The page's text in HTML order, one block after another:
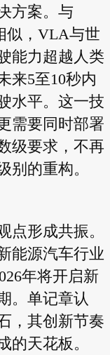
方案。与
似，VLA与世
能力超越人类
来5至10秒内
水平。这一技
需要同时部署
级要求，不再
别的重构。
点形成共振。
能源汽车行业
年将开启新
。单记章认
，其创新节奏
的天花板。